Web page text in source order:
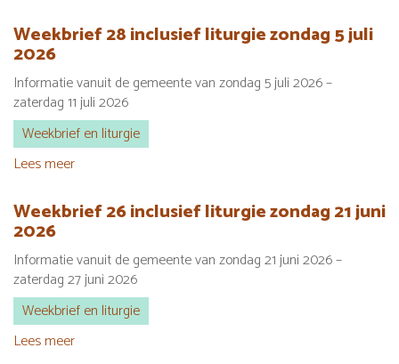
29
inclusief
zondag
12
juli
2026
Weekbrief 28 inclusief liturgie zondag 5 juli
2026
Informatie vanuit de gemeente van zondag 5 juli 2026 –
zaterdag 11 juli 2026
Weekbrief en liturgie
Lees meer
28
inclusief
zondag
5
juli
2026
Weekbrief 26 inclusief liturgie zondag 21 juni
2026
Informatie vanuit de gemeente van zondag 21 juni 2026 –
zaterdag 27 juni 2026
Weekbrief en liturgie
Lees meer